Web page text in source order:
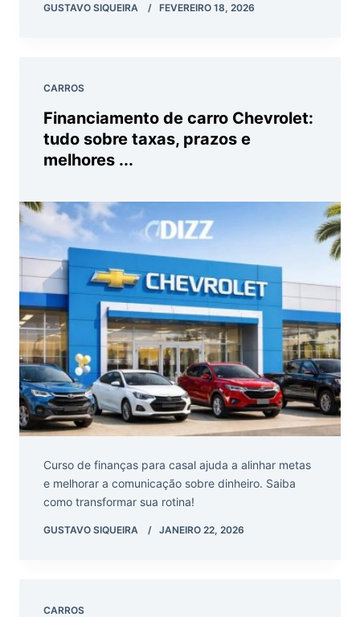
GUSTAVO SIQUEIRA FEVEREIRO 18, 2026
CARROS
Financiamento de carro Chevrolet:
tudo sobre taxas, prazos e
melhores ...
Curso de finanças para casal ajuda a alinhar metas
e melhorar a comunicação sobre dinheiro. Saiba
como transformar sua rotina!
GUSTAVO SIQUEIRA JANEIRO 22, 2026
CARROS